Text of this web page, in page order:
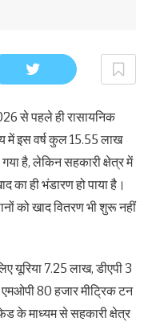
से पहले ही रासायनिक
में इस वर्ष कुल 15.55 लाख
है, लेकिन सहकारी क्षेत्र में
ही भंडारण हो पाया है।
को खाद वितरण भी शुरू नहीं
7.25 लाख, डीएपी 3
80 हजार मीट्रिक टन
के माध्यम से सहकारी क्षेत्र